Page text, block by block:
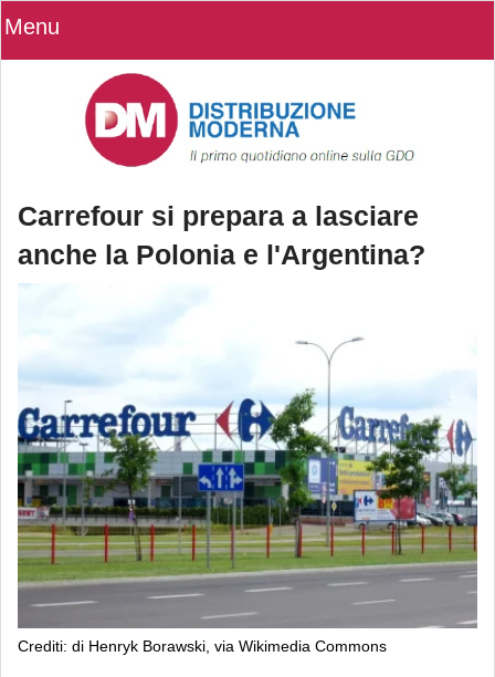
Menu
Carrefour si prepara a lasciare
anche la Polonia e l'Argentina?
Crediti: di Henryk Borawski, via Wikimedia Commons